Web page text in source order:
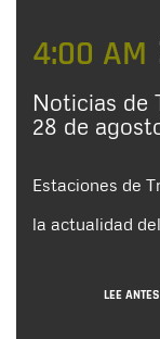
4:00 AM
Noticias de
28 de
Estaciones de
la actualidad
LEE